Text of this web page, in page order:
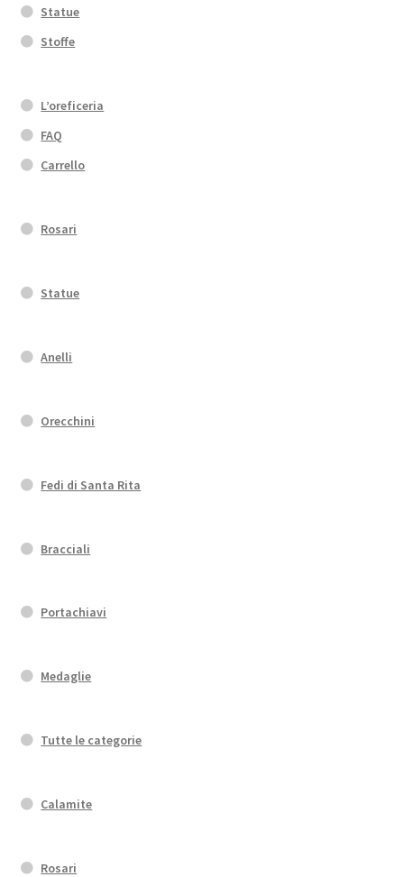
Statue
Stoffe
L’oreficeria
FAQ
Carrello
Rosari
Statue
Anelli
Orecchini
Fedi di Santa Rita
Bracciali
Portachiavi
Medaglie
Tutte le categorie
Calamite
Rosari